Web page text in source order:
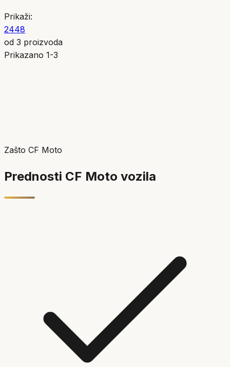
Prikaži:
2448
od 3 proizvoda
Prikazano 1-3
Zašto CF Moto
Prednosti CF Moto vozila